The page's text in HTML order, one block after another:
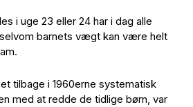
i uge 23 eller 24 har i dag alle
barnets vægt kan være helt
tilbage i 1960erne systematisk
med at redde de tidlige børn, var